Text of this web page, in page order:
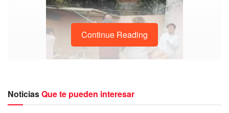
Continue Reading
NoticiasQue te pueden interesar